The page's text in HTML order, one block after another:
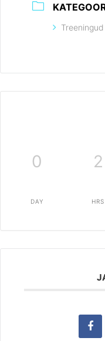
Treeningud
0
DAY
2
HRS